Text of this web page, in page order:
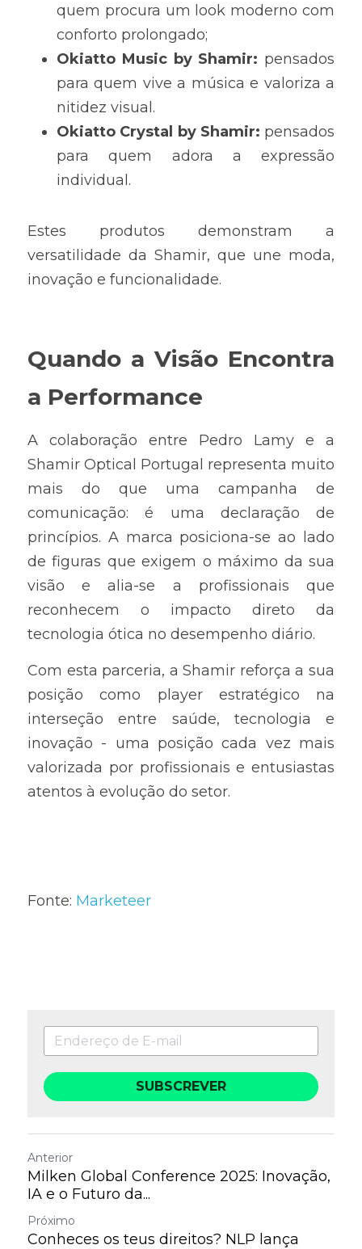
quem procura um look moderno com
conforto prolongado;
Okiatto Music by Shamir: pensados
para quem vive a música e valoriza a
nitidez visual.
Okiatto Crystal by Shamir: pensados
para quem adora a expressão
individual.
Estes produtos demonstram a
versatilidade da Shamir, que une moda,
inovação e funcionalidade.
Quando a Visão Encontra
a Performance
A colaboração entre Pedro Lamy e a
Shamir Optical Portugal representa muito
mais do que uma campanha de
comunicação: é uma declaração de
princípios. A marca posiciona-se ao lado
de figuras que exigem o máximo da sua
visão e alia-se a profissionais que
reconhecem o impacto direto da
tecnologia ótica no desempenho diário.
Com esta parceria, a Shamir reforça a sua
posição como player estratégico na
interseção entre saúde, tecnologia e
inovação - uma posição cada vez mais
valorizada por profissionais e entusiastas
atentos à evolução do setor.
Fonte: Marketeer
SUBSCREVER
Anterior
Milken Global Conference 2025: Inovação,
IA e o Futuro da...
Próximo
Conheces os teus direitos? NLP lança